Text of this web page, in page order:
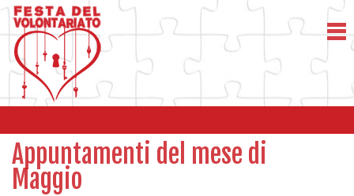
Appuntamenti del mese di
Maggio